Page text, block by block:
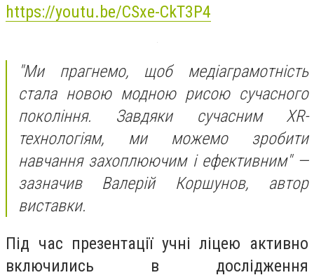
https://youtu.be/CSxe-CkT3P4
"Ми прагнемо, щоб медіаграмотність
стала новою модною рисою сучасного
покоління. Завдяки сучасним XR-
технологіям, ми можемо зробити
навчання захоплюючим і ефективним" —
зазначив Валерій Коршунов, автор
виставки.
Під час презентації учні ліцею активно
включились в дослідження